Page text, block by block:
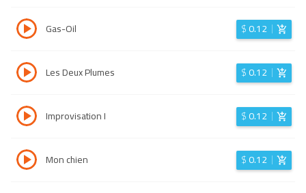
Gas-Oil $0.12
Les Deux Plumes $0.12
Improvisation I $0.12
Mon chien $0.12